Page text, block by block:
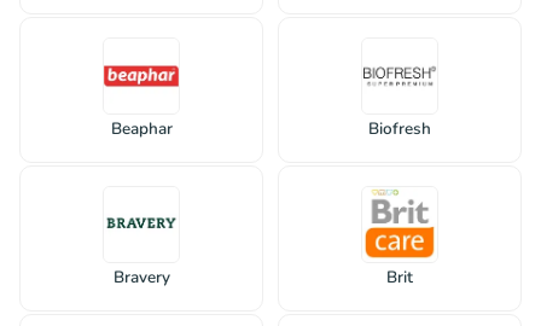
Beaphar Biofresh
Bravery Brit